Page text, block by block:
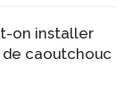
on installer
caoutchouc